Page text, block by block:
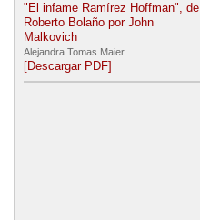
"El infame Ramírez Hoffman", de
Roberto Bolaño por John
Malkovich
Alejandra Tomas Maier
[Descargar PDF]